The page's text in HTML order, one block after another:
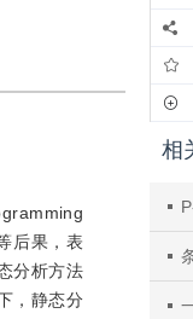
后果，表
分析方法
，静态分
相
条
一